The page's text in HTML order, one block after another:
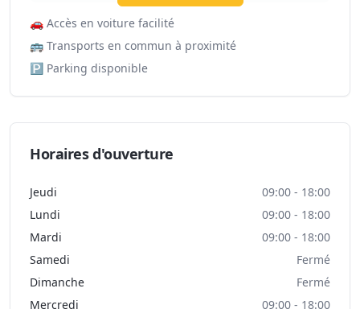
🚗 Accès en voiture facilité
🚌 Transports en commun à proximité
🅿️ Parking disponible
Horaires d'ouverture
Jeudi
09:00 - 18:00
Lundi
09:00 - 18:00
Mardi
09:00 - 18:00
Samedi
Fermé
Dimanche
Fermé
Mercredi
09:00 - 18:00